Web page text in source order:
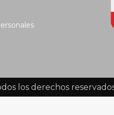
los derechos